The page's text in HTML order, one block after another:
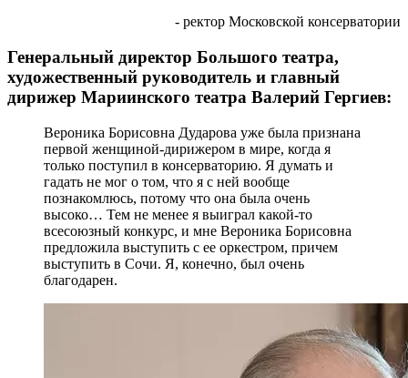
- ректор Московской консерватории
Генеральный директор Большого театра,
художественный руководитель и главный
дирижер Мариинского театра Валерий Гергиев:
Вероника Борисовна Дударова уже была признана
первой женщиной-дирижером в мире, когда я
только поступил в консерваторию. Я думать и
гадать не мог о том, что я с ней вообще
познакомлюсь, потому что она была очень
высоко… Тем не менее я выиграл какой-то
всесоюзный конкурс, и мне Вероника Борисовна
предложила выступить с ее оркестром, причем
выступить в Сочи. Я, конечно, был очень
благодарен.